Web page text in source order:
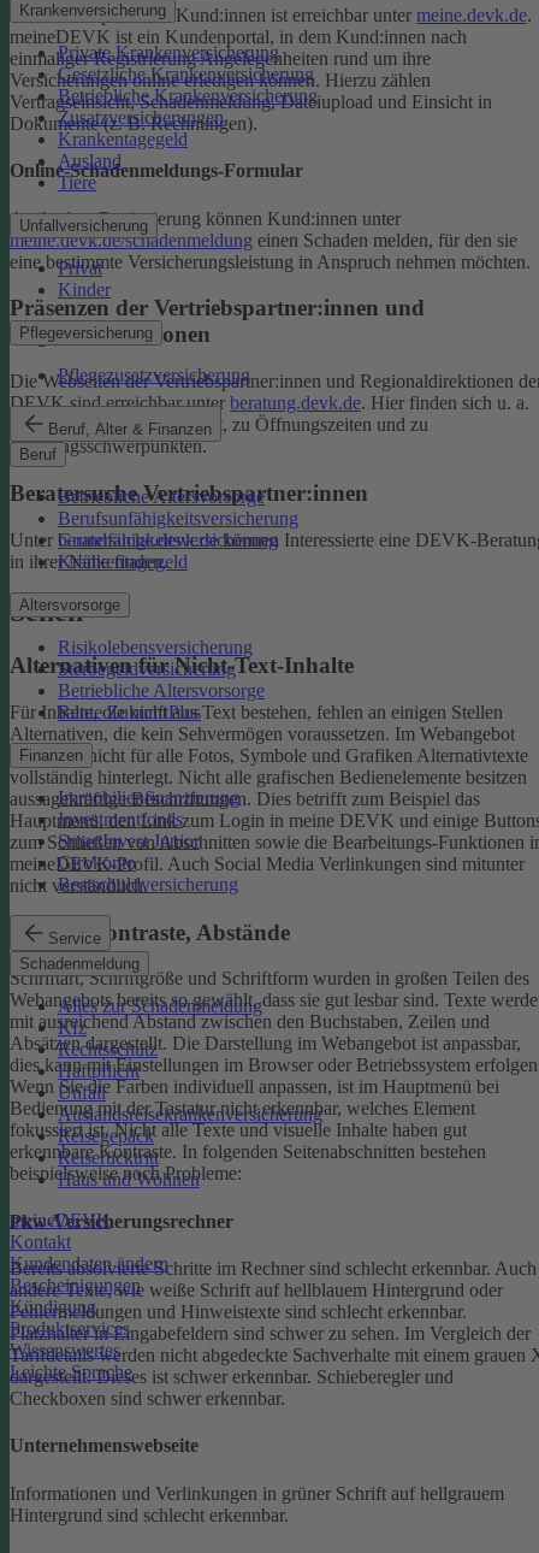
Krankenversicherung
Private Krankenversicherung
Gesetzliche Krankenversicherung
Betriebliche Krankenversicherung
Zusatzversicherungen
Krankentagegeld
Ausland
Tiere
Unfallversicherung
Privat
Kinder
Pflegeversicherung
Pflegezusatzversicherung
Beruf, Alter & Finanzen
Beruf
Betriebliche Altersvorsorge
Berufsunfähigkeitsversicherung
Grundfähigkeitsversicherung
Krankentagegeld
Altersvorsorge
Risikolebensversicherung
Sterbegeldversicherung
Betriebliche Altersvorsorge
Rente ZukunftPlus
Finanzen
Immobilienfinanzierung
Investmentfonds
SmartInvest Junior
Girokonto
Restschuldversicherung
Service
Schadenmeldung
Alles zur Schadenmeldung
Kfz
Rechtsschutz
Haftpflicht
Unfall
Auslandsreisekrankenversicherung
Reisegepäck
Reiserücktritt
Haus und Wohnen
meineDEVK
Kontakt
Kundendaten ändern
Bescheinigungen
Kündigung
Produktservices
Wissenswertes
Leichte Sprache
Das Serviceportal für Kund:innen ist erreichbar unter meine.devk.de.
meineDEVK ist ein Kundenportal, in dem Kund:innen nach
einmaliger Registrierung Angelegenheiten rund um ihre
Versicherungen online erledigen können. Hierzu zählen
Vertragseinsicht, Schadenmeldung, Dateiupload und Einsicht in
Dokumente (z. B. Rechnungen).
Online-Schadenmeldungs-Formular
Auch ohne Registrierung können Kund:innen unter
meine.devk.de/schadenmeldung einen Schaden melden, für den sie
eine bestimmte Versicherungsleistung in Anspruch nehmen möchten.
Präsenzen der Vertriebspartner:innen und
Regionaldirektionen
Die Webseiten der Vertriebspartner:innen und Regionaldirektionen
DEVK sind erreichbar unter beratung.devk.de. Hier finden sich u. a.
Informationen zum Standort, zu Öffnungszeiten und zu
Beratungsschwerpunkten.
Beratersuche Vertriebspartner:innen
Unter beratersuche.devk.dekönnen Interessierte eine DEVK-
in ihrer Nähe finden.
Sehen
Alternativen für Nicht-Text-Inhalte
Für Inhalte, die nicht aus Text bestehen, fehlen an einigen Stellen
Alternativen, die kein Sehvermögen voraussetzen. Im Webangebot
sind noch nicht für alle Fotos, Symbole und Grafiken Alternativtexte
vollständig hinterlegt. Nicht alle grafischen Bedienelemente besitzen
aussagekräftige Beschriftungen. Dies betrifft zum Beispiel das
Hauptmenü, den Link zum Login in meine DEVK und einige
zum Schließen von Abschnitten sowie die Bearbeitungs-Funktionen
meineDEVK-Profil. Auch Social Media Verlinkungen sind mitunter
nicht verständlich.
Schrift, Kontraste, Abstände
Schriftart, Schriftgröße und Schriftform wurden in großen Teilen des
Webangebots bereits so gewählt, dass sie gut lesbar sind. Texte
mit ausreichend Abstand zwischen den Buchstaben, Zeilen und
Absätzen dargestellt. Die Darstellung im Webangebot ist anpassbar,
dies kann mit Einstellungen im Browser oder Betriebssystem
Wenn Sie die Farben individuell anpassen, ist im Hauptmenü bei
Bedienung mit der Tastatur nicht erkennbar, welches Element
fokussiert ist.Nicht alle Texte und visuelle Inhalte haben gut
erkennbare Kontraste. In folgenden Seitenabschnitten bestehen
beispielsweise noch Probleme:
Pkw-Versicherungsrechner
Bereits absolvierte Schritte im Rechner sind schlecht erkennbar. Auch
andere Texte, wie weiße Schrift auf hellblauem Hintergrund oder
Fehlermeldungen und Hinweistexte sind schlecht erkennbar.
Platzhalter in Eingabefeldern sind schwer zu sehen. Im Vergleich der
Tarifdetails werden nicht abgedeckte Sachverhalte mit einem grauen
dargestellt. Dieses ist schwer erkennbar. Schieberegler und
Checkboxen sind schwer erkennbar.
Unternehmenswebseite
Informationen und Verlinkungen in grüner Schrift auf hellgrauem
Hintergrund sind schlecht erkennbar.